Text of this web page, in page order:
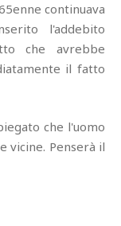
continuava
l'addebito
che avrebbe
il fatto
che l'uomo
vicine. Penserà il